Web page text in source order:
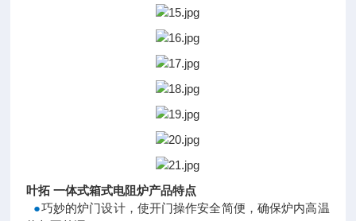
叶拓 一体式箱式电阻炉产品特点
●巧妙的炉门设计，使开门操作安全简便，确保炉内高温